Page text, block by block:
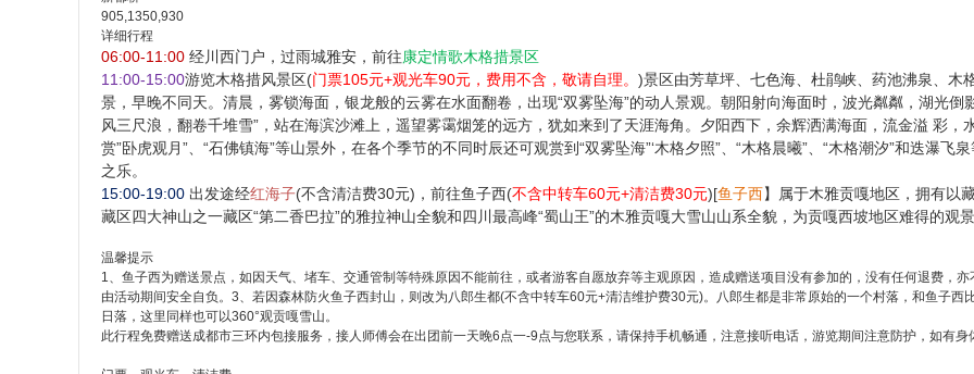
905,1350,930
详细行程
06:00-11:00 经川西门户，过雨城雅安，前往康定情歌木格措景区
11:00-15:00游览木格措风景区(门票105元+观光车90元，费用不含，敬请自理。 )景区由芳草坪、七色海、杜鹃峡、药池沸泉、木
景，早晚不同天。清晨，雾锁海面，银龙般的云雾在水面翻卷，出现“双雾坠海”的动人景观。朝阳射向海面时，波光粼粼，湖光
风三尺浪，翻卷千堆雪”，站在海滨沙滩上，遥望雾霭烟笼的远方，犹如来到了天涯海角。夕阳西下，余辉洒满海面，流金溢 彩
赏”卧虎观月”、“石佛镇海”等山景外，在各个季节的不同时辰还可观赏到“双雾坠海”‘木格夕照”、“木格晨曦”、“木格潮汐”和迭瀑
之乐。
15:00-19:00 出发途经红海子(不含清洁费30元)，前往鱼子西(不含中转车60元+清洁费30元)[鱼子西】属于木雅贡嘎地区，拥有以
藏区四大神山之一藏区“第二香巴拉”的雅拉神山全貌和四川最高峰“蜀山王”的木雅贡嘎大雪山山系全貌，为贡嘎西坡地区难得的
温馨提示
1、鱼子西为赠送景点，如因天气、堵车、交通管制等特殊原因不能前往，或者游客自愿放弃等主观原因，造成赠送项目没有参加的，没有任何退费，
由活动期间安全自负。3、若因森林防火鱼子西封山，则改为八郎生都(不含中转车60元+清洁维护费30元)。八郎生都是非常原始的一个村落，和鱼子
日落，这里同样也可以360°观贡嘎雪山。
此行程免费赠送成都市三环内包接服务，接人师傅会在出团前一天晚6点一-9点与您联系，请保持手机畅通，注意接听电话，游览期间注意防护，如有